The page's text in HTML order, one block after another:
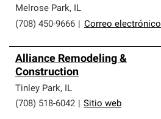
Melrose Park, IL
(708) 450-9666
Correo electrónico
Alliance Remodeling &
Construction
Tinley Park, IL
(708) 518-6042
Sitio web